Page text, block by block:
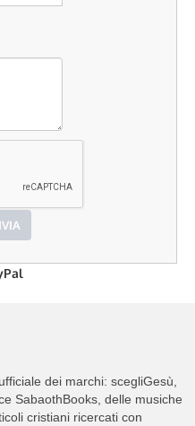
dei marchi: scegliGesù,
SabaothBooks, delle musiche
cristiani ricercati con